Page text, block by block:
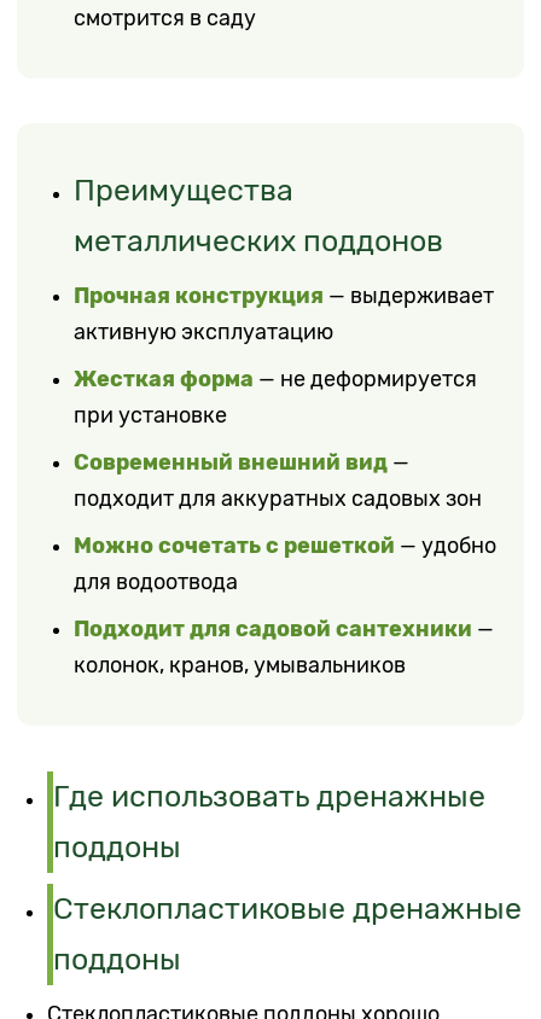
смотрится в саду
Преимущества
металлических поддонов
Прочная конструкция — выдерживает
активную эксплуатацию
Жесткая форма — не деформируется
при установке
Современный внешний вид —
подходит для аккуратных садовых зон
Можно сочетать с решеткой — удобно
для водоотвода
Подходит для садовой сантехники —
колонок, кранов, умывальников
Где использовать дренажные
поддоны
Стеклопластиковые дренажные
поддоны
Стеклопластиковые поддоны хорошо